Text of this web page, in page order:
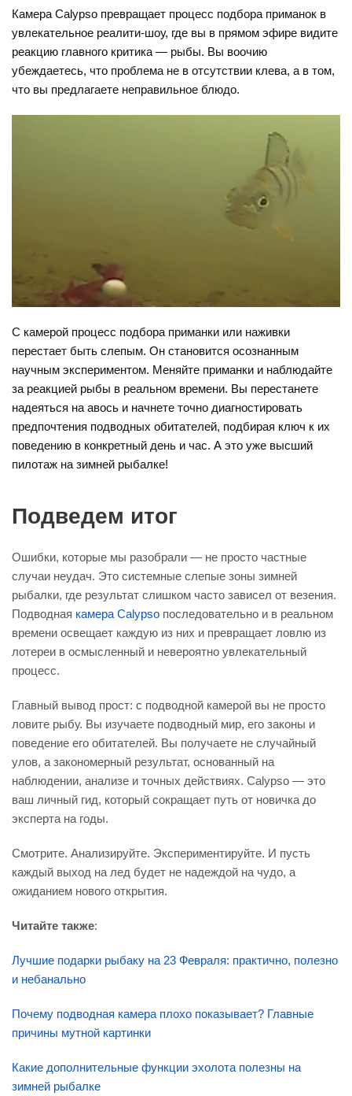
Камера Calypso превращает процесс подбора приманок в
увлекательное реалити-шоу, где вы в прямом эфире видите
реакцию главного критика — рыбы. Вы воочию
убеждаетесь, что проблема не в отсутствии клева, а в том,
что вы предлагаете неправильное блюдо.
С камерой процесс подбора приманки или наживки
перестает быть слепым. Он становится осознанным
научным экспериментом. Меняйте приманки и наблюдайте
за реакцией рыбы в реальном времени. Вы перестанете
надеяться на авось и начнете точно диагностировать
предпочтения подводных обитателей, подбирая ключ к их
поведению в конкретный день и час. А это уже высший
пилотаж на зимней рыбалке!
Подведем итог
Ошибки, которые мы разобрали — не просто частные
случаи неудач. Это системные слепые зоны зимней
рыбалки, где результат слишком часто зависел от везения.
Подводная камера Calypso последовательно и в реальном
времени освещает каждую из них и превращает ловлю из
лотереи в осмысленный и невероятно увлекательный
процесс.
Главный вывод прост: с подводной камерой вы не просто
ловите рыбу. Вы изучаете подводный мир, его законы и
поведение его обитателей. Вы получаете не случайный
улов, а закономерный результат, основанный на
наблюдении, анализе и точных действиях. Calypso — это
ваш личный гид, который сокращает путь от новичка до
эксперта на годы.
Смотрите. Анализируйте. Экспериментируйте. И пусть
каждый выход на лед будет не надеждой на чудо, а
ожиданием нового открытия.
Читайте также:
Лучшие подарки рыбаку на 23 Февраля: практично, полезно
и небанально
Почему подводная камера плохо показывает? Главные
причины мутной картинки
Какие дополнительные функции эхолота полезны на
зимней рыбалке